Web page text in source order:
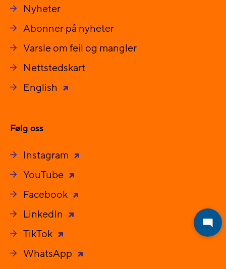
Nyheter
Abonner på nyheter
Varsle om feil og mangler
Nettstedskart
English
Følg oss
Instagram
YouTube
Facebook
LinkedIn
TikTok
WhatsApp